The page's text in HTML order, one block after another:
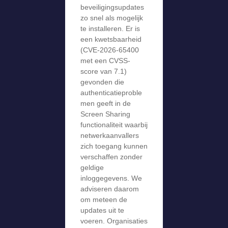
beveiligingsupdates
zo snel als mogelijk
te installeren. Er is
een kwetsbaarheid
(CVE-2026-65400
met een CVSS-
score van 7.1)
gevonden die
authenticatieproble
men geeft in de
Screen Sharing
functionaliteit waarbij
netwerkaanvallers
zich toegang kunnen
verschaffen zonder
geldige
inloggegevens. We
adviseren daarom
om meteen de
updates uit te
voeren. Organisaties